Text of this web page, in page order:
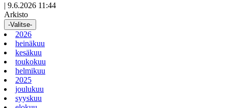
| 9.6.2026 11:44
Arkisto
-Valitse-
2026
heinäkuu
kesäkuu
toukokuu
helmikuu
2025
joulukuu
syyskuu